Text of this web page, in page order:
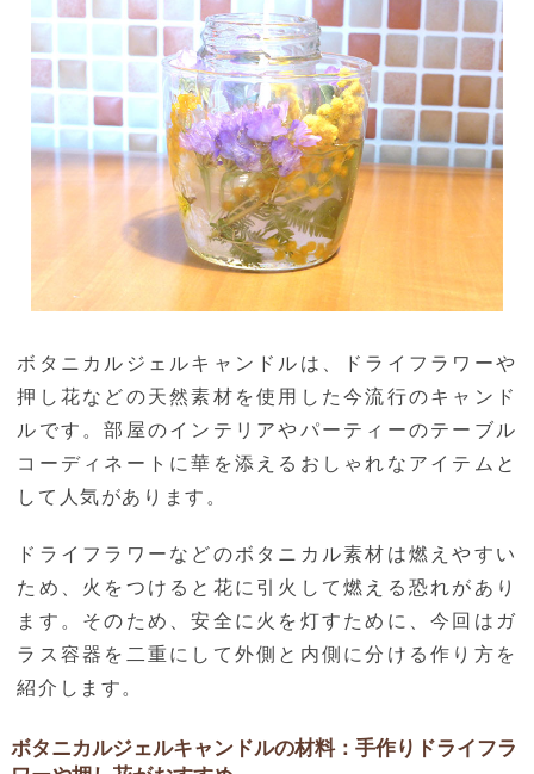
ボタニカルジェルキャンドルは、ドライフラワーや
押し花などの天然素材を使用した今流行のキャンド
ルです。部屋のインテリアやパーティーのテーブル
コーディネートに華を添えるおしゃれなアイテムと
して人気があります。
ドライフラワーなどのボタニカル素材は燃えやすい
ため、火をつけると花に引火して燃える恐れがあり
ます。そのため、安全に火を灯すために、今回はガ
ラス容器を二重にして外側と内側に分ける作り方を
紹介します。
ボタニカルジェルキャンドルの材料：手作りドライフラ